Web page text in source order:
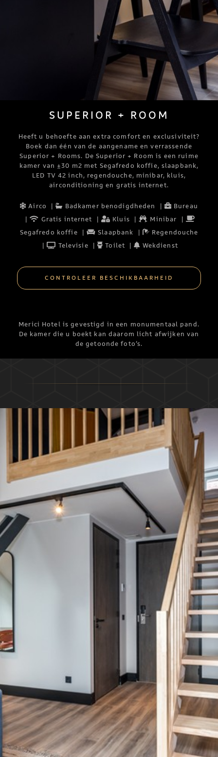
SUPERIOR + ROOM
Heeft u behoefte aan extra comfort en exclusiviteit?
Boek dan één van de aangename en verrassende
Superior + Rooms. De Superior + Room is een ruime
kamer van ±30 m2 met Segafredo koffie, slaapbank,
LED TV 42 inch, regendouche, minibar, kluis,
airconditioning en gratis internet.
Airco Badkamer benodigdheden
Bureau
Gratis internet Kluis Minibar
Segafredo koffie
Slaapbank
Regendouche
Televisie Toilet Wekdienst
CONTROLEER BESCHIKBAARHEID
Merici Hotel is gevestigd in een monumentaal pand.
De kamer die u boekt kan daarom licht afwijken van
de getoonde foto’s.